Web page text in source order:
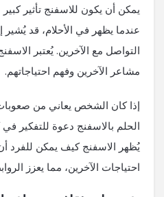
يمكن أن يكون للاسفنج تأثير
عندما يظهر في الأحلام، قد
التواصل مع الآخرين. يُعتبر
مشاعر الآخرين وفهم احتياجاتهم.
إذا كان الشخص يعاني من
الحلم بالاسفنج دعوة للتفكير
يُظهر الاسفنج كيف يمكن للفرد
احتياجات الآخرين، مما يعزز